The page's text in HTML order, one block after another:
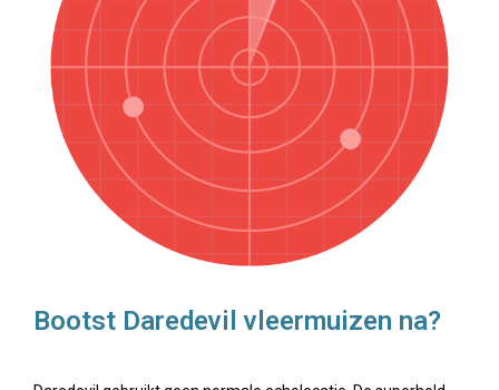
Bootst Daredevil vleermuizen na?